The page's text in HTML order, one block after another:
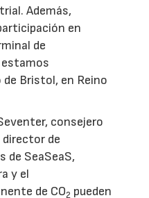
Además,
en
de
estamos
Bristol, en Reino
consejero
director de
de SeaSeaS,
y el
de CO2 pueden